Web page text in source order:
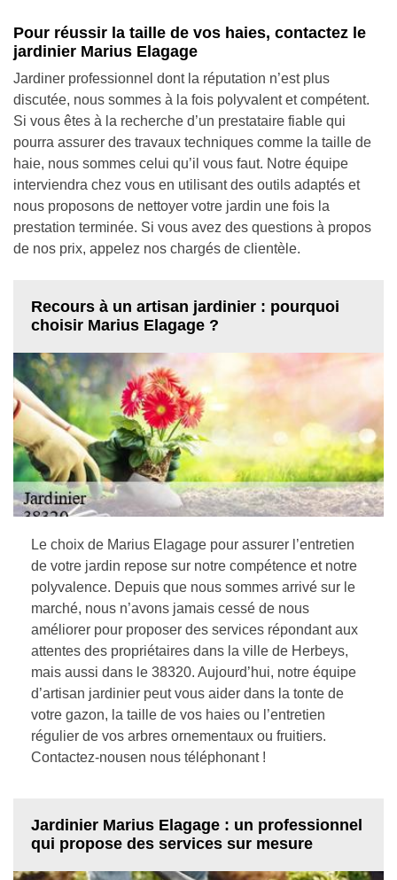
Pour réussir la taille de vos haies, contactez le
jardinier Marius Elagage
Jardiner professionnel dont la réputation n’est plus
discutée, nous sommes à la fois polyvalent et compétent.
Si vous êtes à la recherche d’un prestataire fiable qui
pourra assurer des travaux techniques comme la taille de
haie, nous sommes celui qu’il vous faut. Notre équipe
interviendra chez vous en utilisant des outils adaptés et
nous proposons de nettoyer votre jardin une fois la
prestation terminée. Si vous avez des questions à propos
de nos prix, appelez nos chargés de clientèle.
Recours à un artisan jardinier : pourquoi
choisir Marius Elagage ?
Le choix de Marius Elagage pour assurer l’entretien
de votre jardin repose sur notre compétence et notre
polyvalence. Depuis que nous sommes arrivé sur le
marché, nous n’avons jamais cessé de nous
améliorer pour proposer des services répondant aux
attentes des propriétaires dans la ville de Herbeys,
mais aussi dans le 38320. Aujourd’hui, notre équipe
d’artisan jardinier peut vous aider dans la tonte de
votre gazon, la taille de vos haies ou l’entretien
régulier de vos arbres ornementaux ou fruitiers.
Contactez-nousen nous téléphonant !
Jardinier Marius Elagage : un professionnel
qui propose des services sur mesure